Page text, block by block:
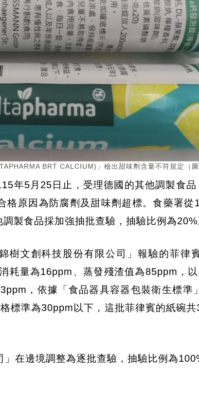
BRT CALCIUM)」檢出甜味劑含量不符規定（圖
年5月25日止，受理德國的其他調製食品
格原因為防腐劑及甜味劑超標。食藥署從
製食品採加強抽批查驗，抽驗比例為20%
樹文創科技股份有限公司」報驗的菲律
耗量為16ppm、蒸發殘渣值為85ppm，
，依據「食品器具容器包裝衛生標準
標準為30ppm以下，這批菲律賓的紙碗
在邊境調整為逐批查驗，抽驗比例為